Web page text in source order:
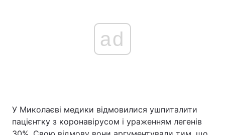
ad
У Миколаєві медики відмовилися ушпиталити
пацієнтку з коронавірусом і ураженням легенів